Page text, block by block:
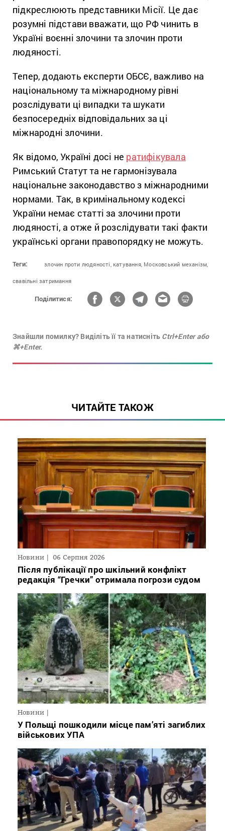
підкреслюють представники Місії. Це дає
розумні підстави вважати, що РФ чинить в
Україні воєнні злочини та злочин проти
людяності.
Тепер, додають експерти ОБСЄ, важливо на
національному та міжнародному рівні
розслідувати ці випадки та шукати
безпосередніх відповідальних за ці
міжнародні злочини.
Як відомо, Україні досі не ратифікувала
Римський Статут та не гармонізувала
національне законодавство з міжнародними
нормами. Так, в кримінальному кодексі
України немає статті за злочини проти
людяності, а отже й розслідувати такі факти
українські органи правопорядку не можуть.
Теги: злочин проти людяності, катування, Московський механізм,
свавільні затримання
Поділитися:
Знайшли помилку? Виділіть її та натисніть Ctrl+Enter або
⌘+Enter.
ЧИТАЙТЕ ТАКОЖ
Новини 06 Серпня 2026
Після публікації про шкільний конфлікт
редакція “Гречки” отримала погрози судом
Новини
У Польщі пошкодили місце пам’яті загиблих
військових УПА